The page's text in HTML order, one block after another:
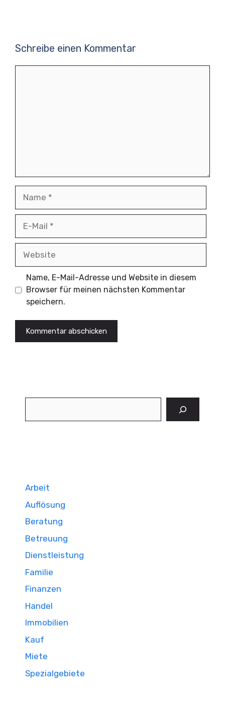
Schreibe einen Kommentar
Name, E-Mail-Adresse und Website in diesem
Browser für meinen nächsten Kommentar
speichern.
Arbeit
Auflösung
Beratung
Betreuung
Dienstleistung
Familie
Finanzen
Handel
Immobilien
Kauf
Miete
Spezialgebiete